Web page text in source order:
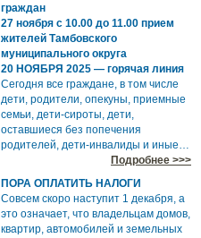
граждан
27 ноября с 10.00 до 11.00 прием
жителей Тамбовского
муниципального округа
20 НОЯБРЯ 2025 — горячая линия
Сегодня все граждане, в том числе
дети, родители, опекуны, приемные
семьи, дети-сироты, дети,
оставшиеся без попечения
родителей, дети-инвалиды и иные…
Подробнее >>>
ПОРА ОПЛАТИТЬ НАЛОГИ
Совсем скоро наступит 1 декабря, а
это означает, что владельцам домов,
квартир, автомобилей и земельных